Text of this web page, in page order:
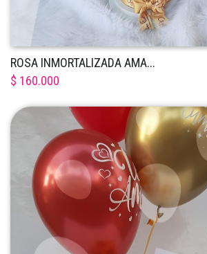
ROSA INMORTALIZADA AMA...
$ 160.000